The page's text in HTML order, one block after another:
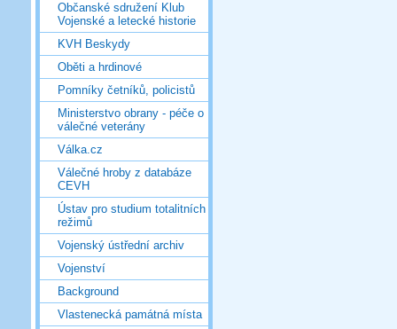
Občanské sdružení Klub
Vojenské a letecké historie
KVH Beskydy
Oběti a hrdinové
Pomníky četníků, policistů
Ministerstvo obrany - péče o
válečné veterány
Válka.cz
Válečné hroby z databáze
CEVH
Ústav pro studium totalitních
režimů
Vojenský ústřední archiv
Vojenství
Background
Vlastenecká památná místa